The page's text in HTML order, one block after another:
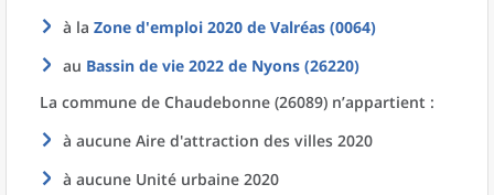
à la Zone d'emploi 2020 de Valréas (0064)
au Bassin de vie 2022 de Nyons (26220)
La commune de Chaudebonne (26089) n’appartient :
à aucune Aire d'attraction des villes 2020
à aucune Unité urbaine 2020